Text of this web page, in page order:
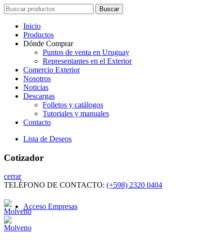
Search
for:
Buscar
Inicio
Productos
Dónde Comprar
Puntos de venta en Uruguay
Representantes en el Exterior
Comercio Exterior
Nosotros
Noticias
Descargas
Folletos y catálogos
Tutoriales y manuales
Contacto
Lista de Deseos
Cotizador
cerrar
TELÉFONO DE CONTACTO: (+598) 2320 0404
Acceso Empresas